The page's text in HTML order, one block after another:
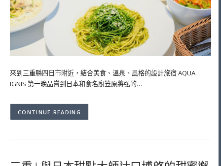
來到三重縣四日市附近，結合美食、溫泉、風格的設計旅宿 AQUA
IGNIS 第一晚品嘗到日本和食名廚笠原將弘的…
CONTINUE READING